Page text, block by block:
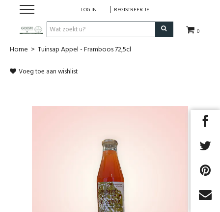
0
LOG IN REGISTREER JE
HOME
Huisgemaakt ijs
Home > Tuinsap Appel - Framboos 72,5cl
Voeg toe aan wishlist